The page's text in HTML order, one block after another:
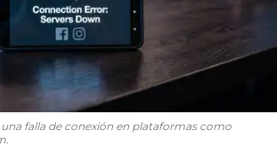
falla de conexión en plataformas como